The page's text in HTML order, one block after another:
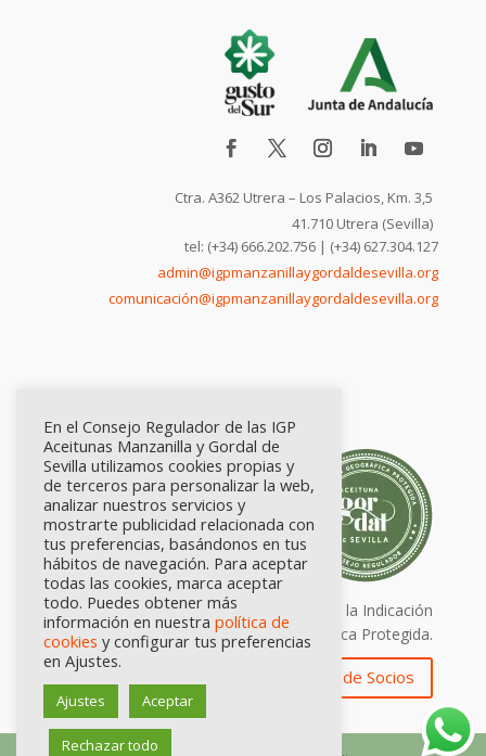
Ctra. A362 Utrera – Los Palacios, Km. 3,5
41.710 Utrera (Sevilla)
tel: (+34) 666.202.756 | (+34) 627.304.127
admin@igpmanzanillaygordaldesevilla.org
comunicación@igpmanzanillaygordaldesevilla.org
Calidad certificada por Origen. Sellos de la Indicación
Geográfica Protegida.
Zona de Socios
En el Consejo Regulador de las IGP
Aceitunas Manzanilla y Gordal de
Sevilla utilizamos cookies propias y
de terceros para personalizar la web,
analizar nuestros servicios y
mostrarte publicidad relacionada con
tus preferencias, basándonos en tus
hábitos de navegación. Para aceptar
todas las cookies, marca aceptar
todo. Puedes obtener más
información en nuestra política de
cookies y configurar tus preferencias
en Ajustes.
Ajustes Aceptar
Rechazar todo